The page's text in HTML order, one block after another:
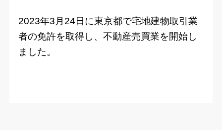
2023年3月24日に東京都で宅地建物取引業
者の免許を取得し、不動産売買業を開始し
ました。